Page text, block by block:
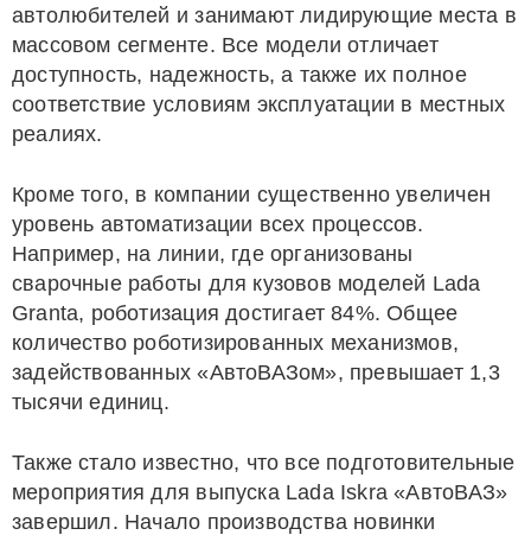
автолюбителей и занимают лидирующие места в
массовом сегменте. Все модели отличает
доступность, надежность, а также их полное
соответствие условиям эксплуатации в местных
реалиях.
Кроме того, в компании существенно увеличен
уровень автоматизации всех процессов.
Например, на линии, где организованы
сварочные работы для кузовов моделей Lada
Granta, роботизация достигает 84%. Общее
количество роботизированных механизмов,
задействованных «АвтоВАЗом», превышает 1,3
тысячи единиц.
Также стало известно, что все подготовительные
мероприятия для выпуска Lada Iskra «АвтоВАЗ»
завершил. Начало производства новинки